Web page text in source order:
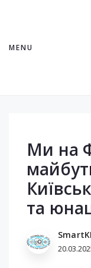
MENU
Ми на
та